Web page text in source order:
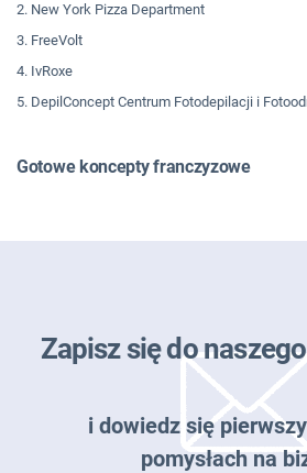
2. New York Pizza Department
3. FreeVolt
4. IvRoxe
5. DepilConcept Centrum Fotodepilacji i
Gotowe koncepty franczyzowe
Zapisz się do
i dowiedz się
pomysłach na